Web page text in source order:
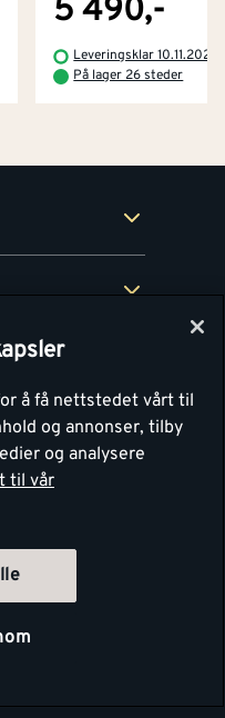
5 490,-
Leveringsklar 10.11.2026
På lager 26 steder
å få nettstedet vårt til
og annonser, tilby
og analysere
til vår